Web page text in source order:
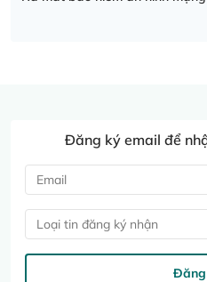
Đăng ký email để
Loại tin đăng ký nhận